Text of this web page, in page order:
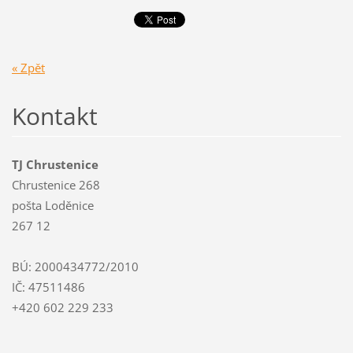
« Zpět
Kontakt
TJ Chrustenice
Chrustenice 268
pošta Loděnice
267 12
BÚ: 2000434772/2010
IČ: 47511486
+420 602 229 233